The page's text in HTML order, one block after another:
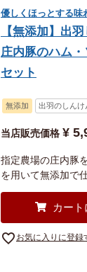
優しくほっとする味
【無添加】出
庄内豚のハム
セット
無添加 出羽のしんけ
当店販売価格 ¥
指定農場の庄内豚
を用いて無添加で
カート
お気に入りに登録